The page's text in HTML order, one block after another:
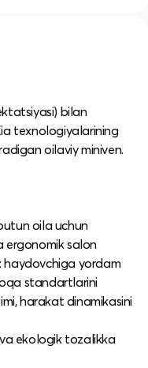
bilan
texnologiyalarining
oilaviy miniven.
oila uchun
ergonomik salon
haydovchiga yordam
standartlarini
harakat dinamikasini
ekologik tozalikka